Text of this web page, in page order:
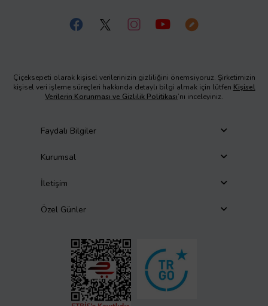
Çiçeksepeti olarak kişisel verilerinizin gizliliğini önemsiyoruz. Şirketimizin
kişisel veri işleme süreçleri hakkında detaylı bilgi almak için lütfen Kişisel
Verilerin Korunması ve Gizlilik Politikası’nı inceleyiniz.
Faydalı Bilgiler
Kurumsal
İletişim
Özel Günler